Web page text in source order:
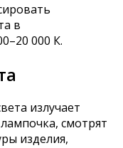
в
000 К.
излучает
смотрят
изделия,